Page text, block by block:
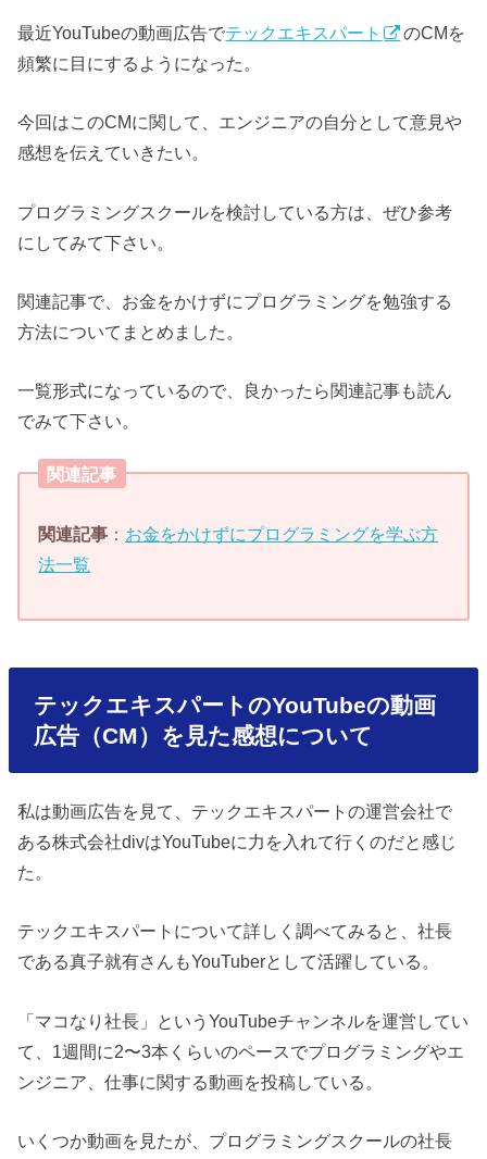
最近YouTubeの動画広告でテックエキスパート
のCMを
頻繁に目にするようになった。
今回はこのCMに関して、エンジニアの自分として意見や
感想を伝えていきたい。
プログラミングスクールを検討している方は、ぜひ参考
にしてみて下さい。
関連記事で、お金をかけずにプログラミングを勉強する
方法についてまとめました。
一覧形式になっているので、良かったら関連記事も読ん
でみて下さい。
関連記事
関連記事 ： お金をかけずにプログラミングを学ぶ方
法一覧
テックエキスパートのYouTubeの動画
広告（CM）を見た感想について
私は動画広告を見て、テックエキスパートの運営会社で
ある株式会社divはYouTubeに力を入れて行くのだと感じ
た。
テックエキスパートについて詳しく調べてみると、社長
である真子就有さんもYouTuberとして活躍している。
「マコなり社長」というYouTubeチャンネルを運営してい
て、1週間に2〜3本くらいのペースでプログラミングやエ
ンジニア、仕事に関する動画を投稿している。
いくつか動画を見たが、プログラミングスクールの社長